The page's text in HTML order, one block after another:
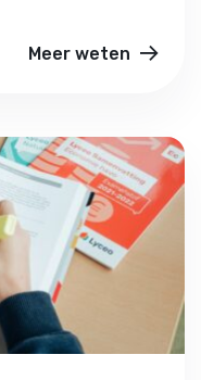
Meer weten